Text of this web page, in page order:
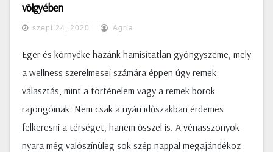
völgyében
szept 24, 2020 Agria
Eger és környéke hazánk hamisítatlan gyöngyszeme, mely
a wellness szerelmesei számára éppen úgy remek
választás, mint a történelem vagy a remek borok
rajongóinak. Nem csak a nyári időszakban érdemes
felkeresni a térséget, hanem ősszel is. A vénasszonyok
nyara még valószínűleg sok szép nappal megajándékoz